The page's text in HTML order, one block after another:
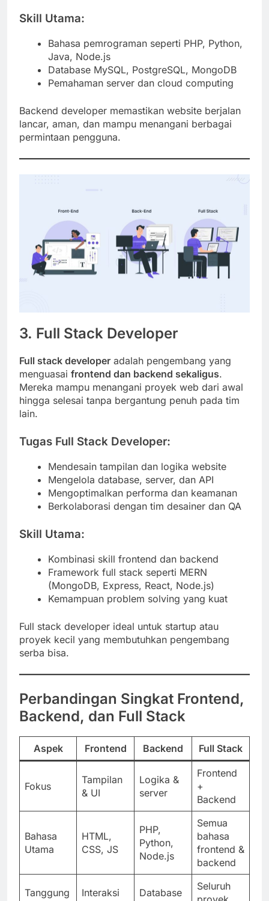
Skill Utama:
Bahasa pemrograman seperti PHP, Python,
Java, Node.js
Database MySQL, PostgreSQL, MongoDB
Pemahaman server dan cloud computing
Backend developer memastikan website berjalan
lancar, aman, dan mampu menangani berbagai
permintaan pengguna.
3. Full Stack Developer
Full stack developer adalah pengembang yang
menguasai frontend dan backend sekaligus.
Mereka mampu menangani proyek web dari awal
hingga selesai tanpa bergantung penuh pada tim
lain.
Tugas Full Stack Developer:
Mendesain tampilan dan logika website
Mengelola database, server, dan API
Mengoptimalkan performa dan keamanan
Berkolaborasi dengan tim desainer dan QA
Skill Utama:
Kombinasi skill frontend dan backend
Framework full stack seperti MERN
(MongoDB, Express, React, Node.js)
Kemampuan problem solving yang kuat
Full stack developer ideal untuk startup atau
proyek kecil yang membutuhkan pengembang
serba bisa.
Perbandingan Singkat Frontend,
Backend, dan Full Stack
Aspek Frontend Backend Full Stack
Fokus
Tampilan
& UI
Logika &
server
Frontend
+
Backend
Bahasa
Utama
HTML,
CSS, JS
PHP,
Python,
Node.js
Semua
bahasa
frontend &
backend
Tanggung
Interaksi
Database
Seluruh